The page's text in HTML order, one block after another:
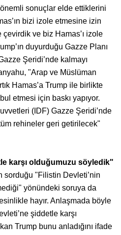
sonuçlar elde ettiklerini
bizi izole etmesine izin
ve biz Hamas’ı izole
duyurduğu Gazze Planı
Şeridi’nde kalmayı
"Arap ve Müslüman
Hamas’a Trump ile birlikte
etmesi için baskı yapıyor.
(IDF) Gazze Şeridi’nde
rehineler geri getirilecek"
karşı olduğumuzu söyledik"
sorduğu "Filistin Devleti’nin
yönündeki soruya da
hayır. Anlaşmada böyle
şiddetle karşı
Trump bunu anladığını ifade